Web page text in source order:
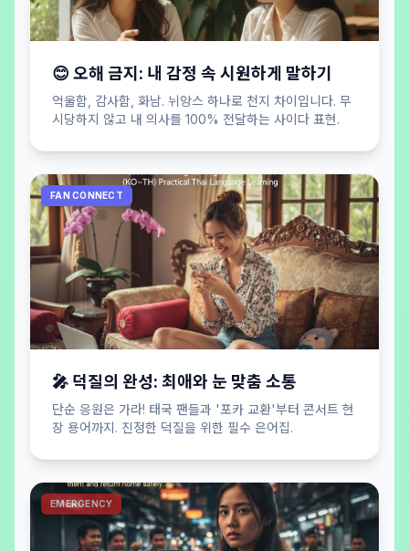
😊 오해 금지: 내 감정 속 시원하게 말하기
억울함, 감사함, 화남. 뉘앙스 하나로 천지 차이입니다. 무
시당하지 않고 내 의사를 100% 전달하는 사이다 표현.
FAN CONNECT
🎤 덕질의 완성: 최애와 눈 맞춤 소통
단순 응원은 가라! 태국 팬들과 '포카 교환'부터 콘서트 현
장 용어까지. 진정한 덕질을 위한 필수 은어집.
EMERGENCY